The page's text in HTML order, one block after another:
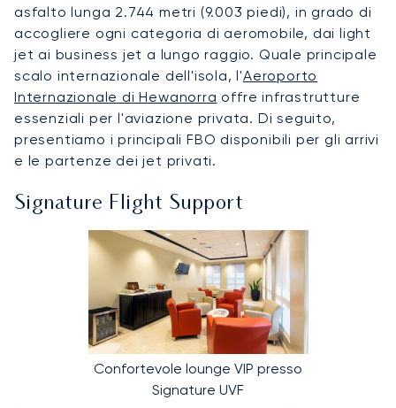
asfalto lunga 2.744 metri (9.003 piedi), in grado di
accogliere ogni categoria di aeromobile, dai light
jet ai business jet a lungo raggio. Quale principale
scalo internazionale dell'isola, l'Aeroporto
Internazionale di Hewanorra offre infrastrutture
essenziali per l'aviazione privata. Di seguito,
presentiamo i principali FBO disponibili per gli arrivi
e le partenze dei jet privati.
Signature Flight Support
Confortevole lounge VIP presso
Signature UVF